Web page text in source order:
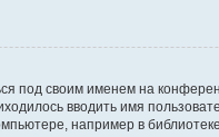
под своим именем на
вводить имя
например в